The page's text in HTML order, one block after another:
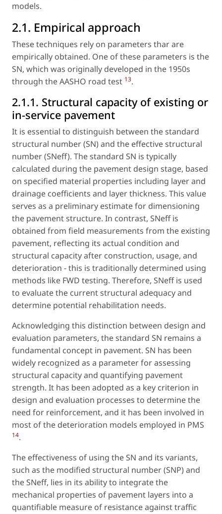
models.
2.1. Empirical approach
These techniques rely on parameters thar are
empirically obtained. One of these parameters is the
SN, which was originally developed in the 1950s
through the AASHO road test 13.
2.1.1. Structural capacity of existing or
in-service pavement
It is essential to distinguish between the standard
structural number (SN) and the effective structural
number (SNeff). The standard SN is typically
calculated during the pavement design stage, based
on specified material properties including layer and
drainage coefficients and layer thickness. This value
serves as a preliminary estimate for dimensioning
the pavement structure. In contrast, SNeff is
obtained from field measurements from the existing
pavement, reflecting its actual condition and
structural capacity after construction, usage, and
deterioration - this is traditionally determined using
methods like FWD testing. Therefore, SNeff is used
to evaluate the current structural adequacy and
determine potential rehabilitation needs.
Acknowledging this distinction between design and
evaluation parameters, the standard SN remains a
fundamental concept in pavement. SN has been
widely recognized as a parameter for assessing
structural capacity and quantifying pavement
strength. It has been adopted as a key criterion in
design and evaluation processes to determine the
need for reinforcement, and it has been involved in
most of the deterioration models employed in PMS
14.
The effectiveness of using the SN and its variants,
such as the modified structural number (SNP) and
the SNeff, lies in its ability to integrate the
mechanical properties of pavement layers into a
quantifiable measure of resistance against traffic